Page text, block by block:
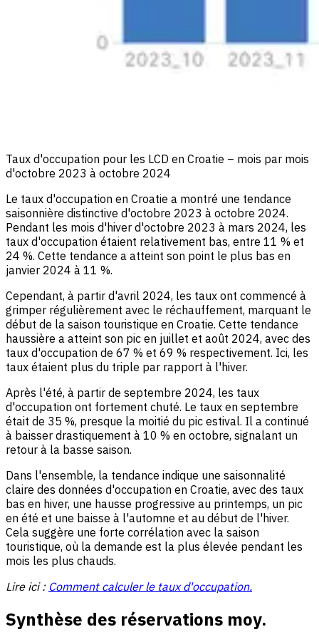
Taux d'occupation pour les LCD en Croatie – mois par mois
d'octobre 2023 à octobre 2024
Le taux d'occupation en Croatie a montré une tendance
saisonnière distinctive d'octobre 2023 à octobre 2024.
Pendant les mois d'hiver d'octobre 2023 à mars 2024, les
taux d'occupation étaient relativement bas, entre 11 % et
24 %. Cette tendance a atteint son point le plus bas en
janvier 2024 à 11 %.
Cependant, à partir d'avril 2024, les taux ont commencé à
grimper régulièrement avec le réchauffement, marquant le
début de la saison touristique en Croatie. Cette tendance
haussière a atteint son pic en juillet et août 2024, avec des
taux d'occupation de 67 % et 69 % respectivement. Ici, les
taux étaient plus du triple par rapport à l'hiver.
Après l'été, à partir de septembre 2024, les taux
d'occupation ont fortement chuté. Le taux en septembre
était de 35 %, presque la moitié du pic estival. Il a continué
à baisser drastiquement à 10 % en octobre, signalant un
retour à la basse saison.
Dans l'ensemble, la tendance indique une saisonnalité
claire des données d'occupation en Croatie, avec des taux
bas en hiver, une hausse progressive au printemps, un pic
en été et une baisse à l'automne et au début de l'hiver.
Cela suggère une forte corrélation avec la saison
touristique, où la demande est la plus élevée pendant les
mois les plus chauds.
Lire ici : Comment calculer le taux d'occupation.
Synthèse des réservations moy.